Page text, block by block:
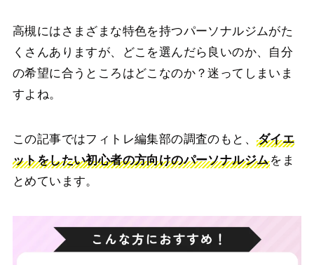
高槻にはさまざまな特色を持つパーソナルジムがた
くさんありますが、どこを選んだら良いのか、自分
の希望に合うところはどこなのか？迷ってしまいま
すよね。
この記事ではフィトレ編集部の調査のもと、
ダイエ
ットをしたい初心者の方向けのパーソナルジムをま
とめています。